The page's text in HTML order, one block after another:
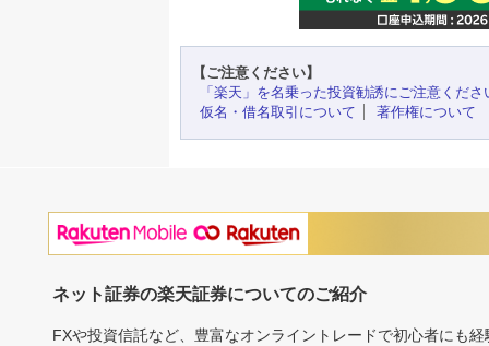
【ご注意ください】
「楽天」を名乗った投資勧誘にご注意くださ
仮名・借名取引について
著作権について
ネット証券の楽天証券についてのご紹介
FXや投資信託など、豊富なオンライントレードで初心者にも